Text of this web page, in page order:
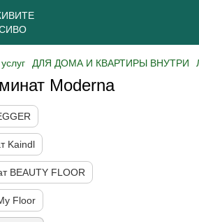
ДЛЯ ДОМА И КВАРТИРЫ ВНУТРИ
Moderna
Kaindl
BEAUTY FLOOR
Floor